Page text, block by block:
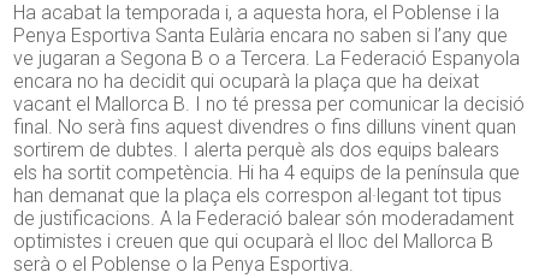
Ha acabat la temporada i, a aquesta hora, el Poblense i la
Penya Esportiva Santa Eulària encara no saben si l’any que
ve jugaran a Segona B o a Tercera. La Federació Espanyola
encara no ha decidit qui ocuparà la plaça que ha deixat
vacant el Mallorca B. I no té pressa per comunicar la decisió
final. No serà fins aquest divendres o fins dilluns vinent quan
sortirem de dubtes. I alerta perquè als dos equips balears
els ha sortit competència. Hi ha 4 equips de la península que
han demanat que la plaça els correspon al·legant tot tipus
de justificacions. A la Federació balear són moderadament
optimistes i creuen que qui ocuparà el lloc del Mallorca B
serà o el Poblense o la Penya Esportiva.